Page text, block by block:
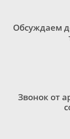
Обсуждаем
Звонок от